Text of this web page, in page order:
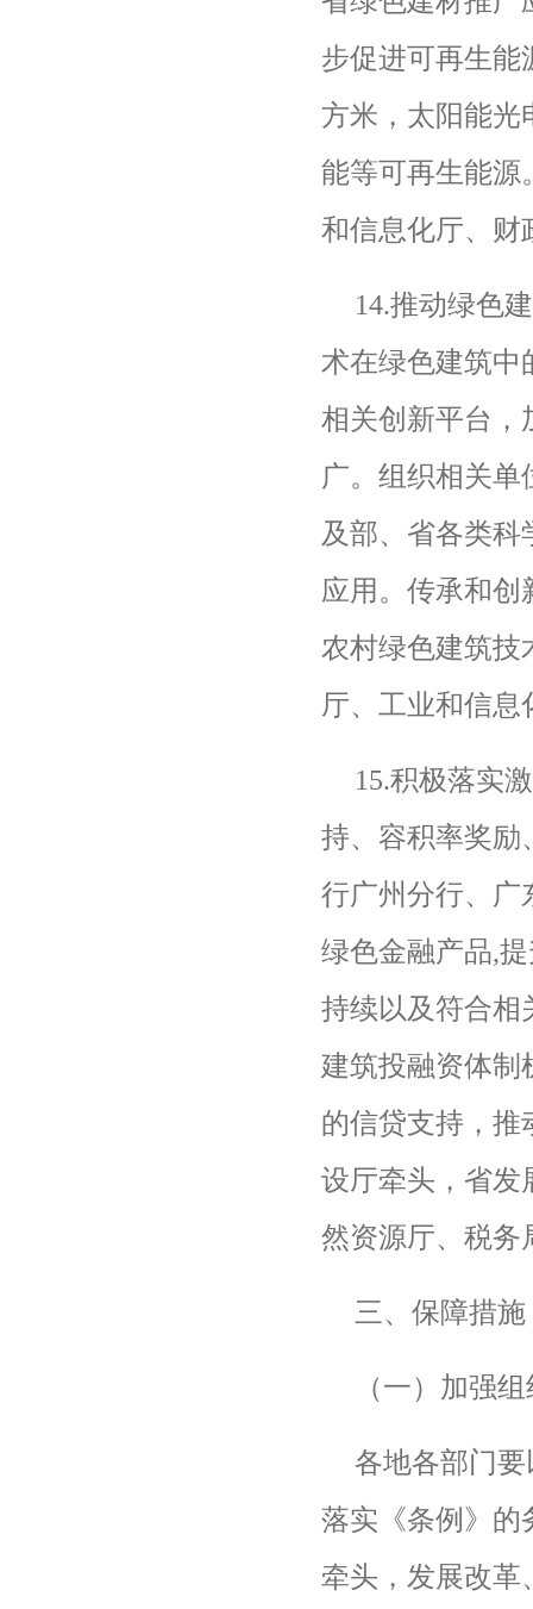
步促进可再生能
方米，太阳能光
能等可再生能源
和信息化厅、财
14.推动绿色
术在绿色建筑中
相关创新平台，
广。组织相关
及部、省各类
应用。传承和
农村绿色建筑技
厅、工业和信息
15.积极落实
持、容积率奖励
行广州分行、广
绿色金融产品,
持续以及符合相
建筑投融资体制
的信贷支持，推
设厅牵头，省发
然资源厅、税务
三、保障措施
（一）加强
各地各部门
落实《条例》的
牵头，发展改革